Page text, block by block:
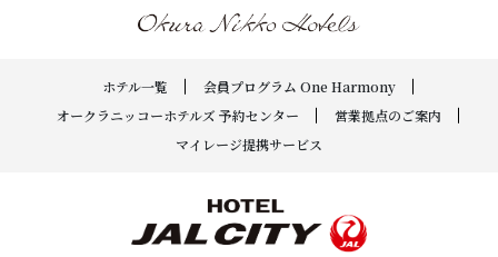
ホテル一覧
会員プログラム One Harmony
オークラニッコーホテルズ 予約センター
営業拠点のご案内
マイレージ提携サービス